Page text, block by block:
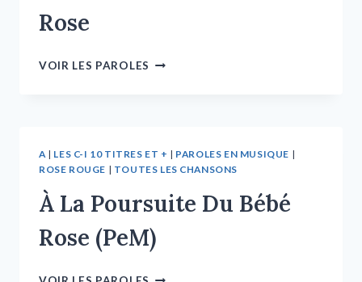
Rose
VOIR LES PAROLES
A | LES C-I 10 TITRES ET + | PAROLES EN MUSIQUE |
ROSE ROUGE | TOUTES LES CHANSONS
À La Poursuite Du Bébé
Rose (PeM)